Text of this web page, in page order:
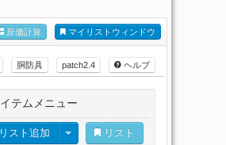
マイリストウィンドウ
原価計算
ヘルプ
patch2.4
胴防具
テムメニュー
リスト追加 リスト